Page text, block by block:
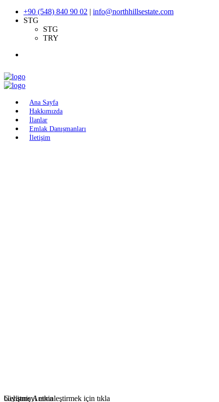
+90 (548) 840 90 02 | info@northhillsestate.com
STG
STG
TRY
Ana Sayfa
Hakkımızda
İlanlar
Emlak Danışmanları
İletişim
büyütmeyi etkinleştirmek için tıkla
Gelişmiş Arama